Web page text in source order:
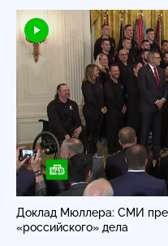
Доклад Мюллера: СМИ
«российского» дела